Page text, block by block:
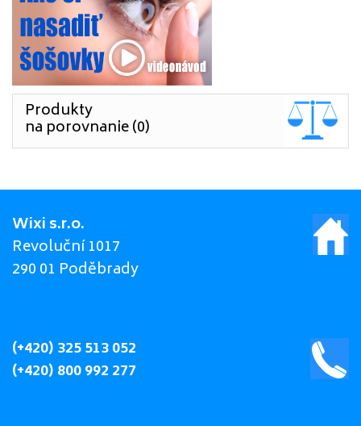
Produkty
na porovnanie (0)
Wixi s.r.o.
Revoluční 1017
290 01 Poděbrady
(+420) 325 513 052
(+420) 800 992 277